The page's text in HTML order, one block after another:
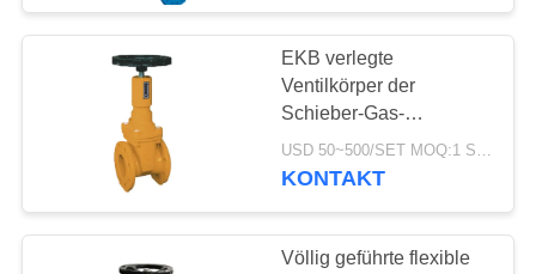
MIT
NEUIGKEITEN
BITTE UM
EKB verlegte
Ventilkörper der
Schieber-Gas-
Anwendungs-WCB mit
genauem
USD 50~500/SET MOQ:1 Satz
KONTAKT
Völlig geführte flexible